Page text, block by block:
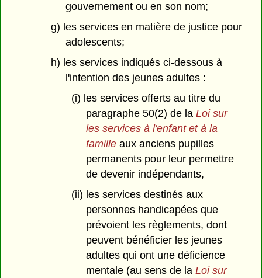
gouvernement ou en son nom;
g) les services en matière de justice pour
adolescents;
h) les services indiqués ci-dessous à
l'intention des jeunes adultes :
(i) les services offerts au titre du
paragraphe 50(2) de la Loi sur
les services à l'enfant et à la
familleaux anciens pupilles
permanents pour leur permettre
de devenir indépendants,
(ii) les services destinés aux
personnes handicapées que
prévoient les règlements, dont
peuvent bénéficier les jeunes
adultes qui ont une déficience
mentale (au sens de laLoi sur